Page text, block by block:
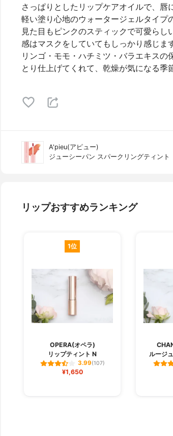
さっぱりとしたリップケアオイルで、唇
軽い塗り心地のウォータージェルタイプ
見た目もピンクのスティックで可愛ら
感はマスクをしていてもしっかり感じま
リンゴ・モモ・ハチミツ・バラエキス
とり仕上げてくれて、乾燥が気になる季
A'pieu(アピュー)
ジューシーパン スパークリングティント
リップおすすめランキング
1位
OPERA(オペラ)
リップティント N
3.99(107)
¥1,650
ルージ